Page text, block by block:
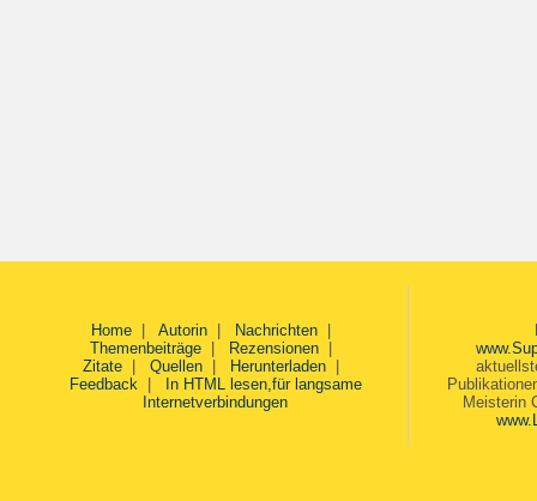
Home| Autorin| Nachrichten|
Themenbeiträge| Rezensionen|
Zitate| Quellen| Herunterladen|
Feedback|
In HTML lesen,für langsame
Internetverbindungen
Meisterin